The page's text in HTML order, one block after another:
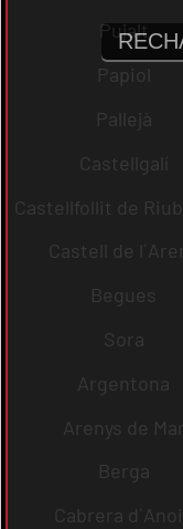
Pujalt
Papiol
Pallejà
Castellgalí
Castellfollit de
Castell de
Begues
Sora
Argentona
Arenys de Mar
Berga
Cabrera